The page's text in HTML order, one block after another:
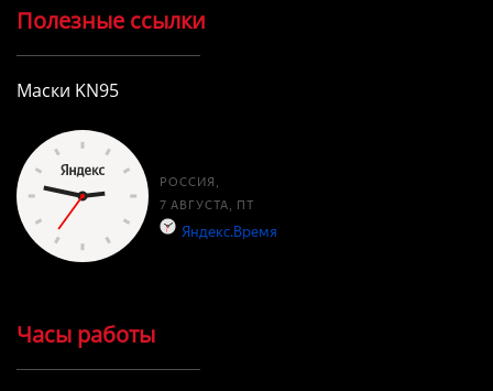
Полезные ссылки
Маски KN95
Часы работы